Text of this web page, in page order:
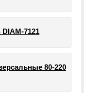
7121
80-220